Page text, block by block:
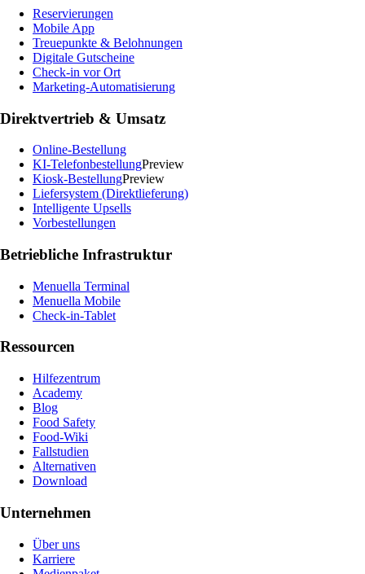
Reservierungen
Mobile App
Treuepunkte & Belohnungen
Digitale Gutscheine
Check-in vor Ort
Marketing-Automatisierung
Direktvertrieb & Umsatz
Online-Bestellung
KI-TelefonbestellungPreview
Kiosk-BestellungPreview
Liefersystem (Direktlieferung)
Intelligente Upsells
Vorbestellungen
Betriebliche Infrastruktur
Menuella Terminal
Menuella Mobile
Check-in-Tablet
Ressourcen
Hilfezentrum
Academy
Blog
Food Safety
Food-Wiki
Fallstudien
Alternativen
Download
Unternehmen
Über uns
Karriere